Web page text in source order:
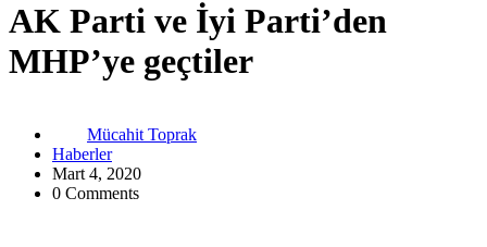
AK Parti ve İyi Parti’den
MHP’ye geçtiler
Mücahit Toprak
Haberler
Mart 4, 2020
0 Comments